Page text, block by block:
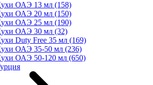
ОАЭ 13 мл (158)
ОАЭ 20 мл (150)
ОАЭ 25 мл (190)
ОАЭ 30 мл (32)
Duty Free 35 мл (169)
ОАЭ 35-50 мл (236)
ОАЭ 50-120 мл (650)